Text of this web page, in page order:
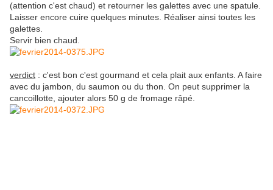
(attention c'est chaud) et retourner les galettes avec une spatule.
Laisser encore cuire quelques minutes. Réaliser ainsi toutes les
galettes.
Servir bien chaud.
verdict : c'est bon c'est gourmand et cela plait aux enfants. A faire
avec du jambon, du saumon ou du thon. On peut supprimer la
cancoillotte, ajouter alors 50 g de fromage râpé.